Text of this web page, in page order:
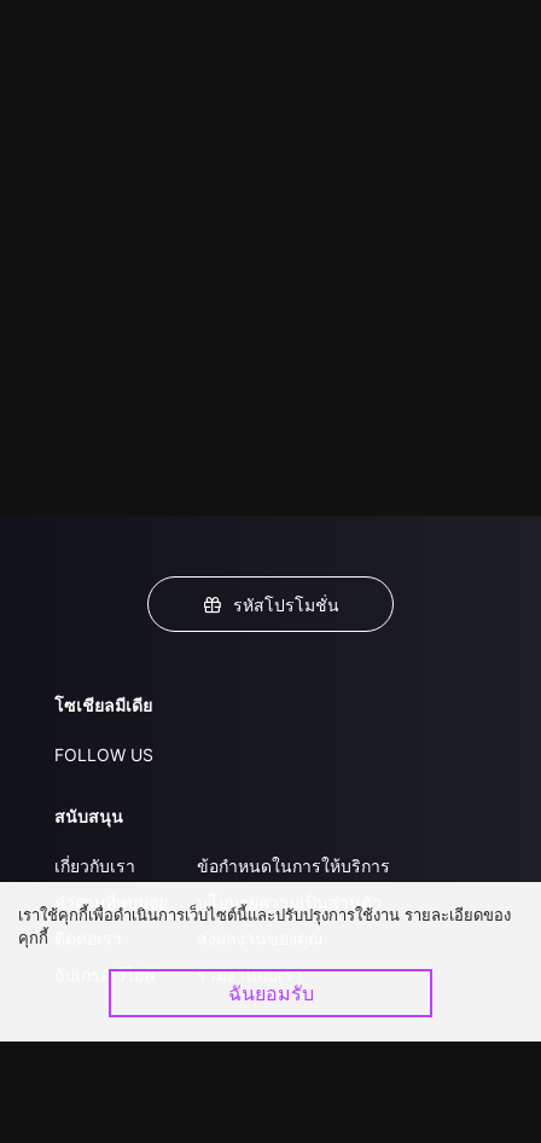
รหัสโปรโมชั่น
โซเชียลมีเดีย
FOLLOW US
สนับสนุน
เกี่ยวกับเรา
คำถามที่พบบ่อย
อัปเกรด วีไอพี
ข้อกำหนดในการให้บริการ
นโยบายความเป็นส่วนตัว
ร่วมงานกับเรา
เราใช้คุกกี้เพื่อดำเนินการเว็บไซต์นี้และปรับปรุงการใช้งาน รายละเอียดของ
คุกกี้
ฉันยอมรับ